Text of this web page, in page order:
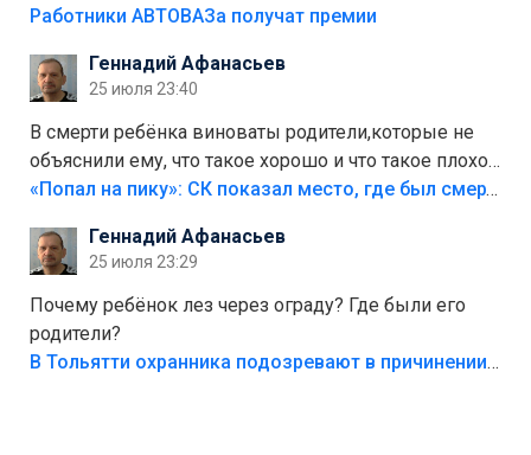
на предприятии.
Работники АВТОВАЗа получат премии
Геннадий Афанасьев
25 июля 23:40
В смерти ребёнка виноваты родители,которые не
объяснили ему, что такое хорошо и что такое плохо!
Лезть через такой забор,верх безумия,есть же
свою судьбу.
«Попал на пику»: СК показал место, где был смертельно травмирован ребенок в Тольятти
Геннадий Афанасьев
25 июля 23:29
Почему ребёнок лез через ограду? Где были его
родители?
В Тольятти охранника подозревают в причинении смерти ребенку